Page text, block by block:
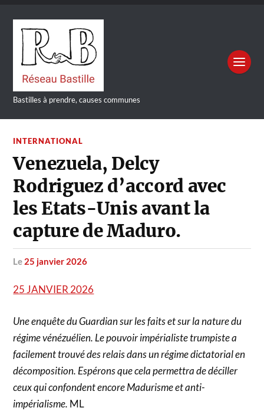
Bastilles à prendre, causes communes
INTERNATIONAL
Venezuela, Delcy
Rodriguez d’accord avec
les Etats-Unis avant la
capture de Maduro.
le 25 janvier 2026
25 JANVIER 2026
Une enquête du Guardian sur les faits et sur la nature du
régime vénézuélien. Le pouvoir impérialiste trumpiste a
facilement trouvé des relais dans un régime dictatorial en
décomposition. Espérons que cela permettra de déciller
ceux qui confondent encore Madurisme et anti-
impérialisme. ML